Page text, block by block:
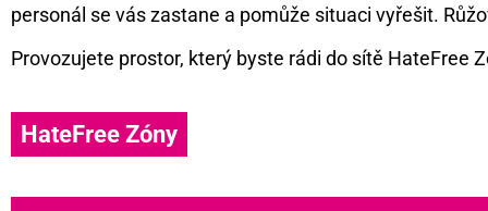
personál se vás zastane a pomůže situaci vyřešit.
Provozujete prostor, který byste rádi do sítě HateFree
HateFree Zóny